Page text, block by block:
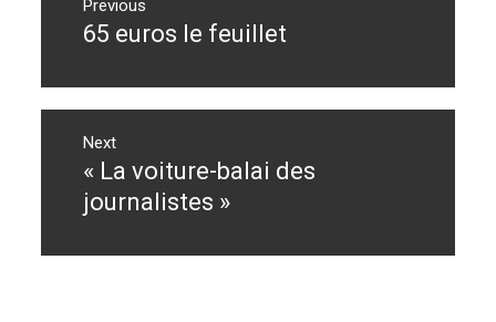
l’article
Previous
Previous
65 euros le feuillet
Next
Next
post:
« La voiture-balai des
journalistes »